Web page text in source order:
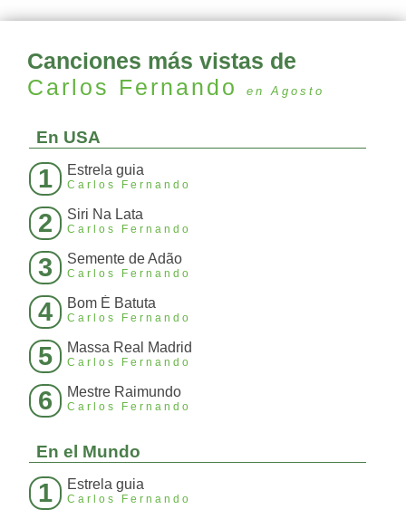
Canciones más vistas de
Carlos Fernando
en Agosto
En USA
1 Estrela guia
Carlos Fernando
2 Siri Na Lata
Carlos Fernando
3 Semente de Adão
Carlos Fernando
4 Bom É Batuta
Carlos Fernando
5 Massa Real Madrid
Carlos Fernando
6 Mestre Raimundo
Carlos Fernando
En el Mundo
1 Estrela guia
Carlos Fernando